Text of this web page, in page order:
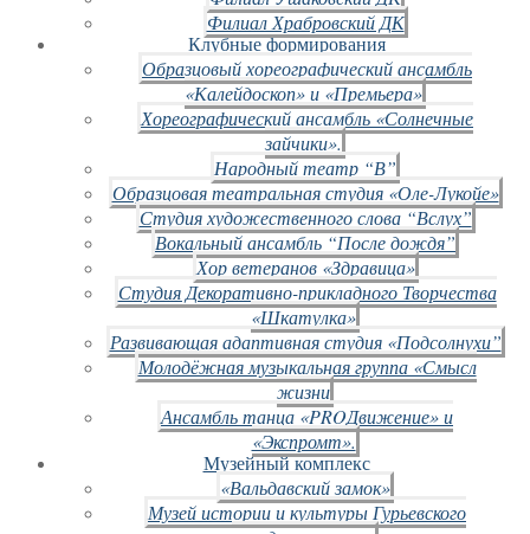
Филиал Храбровский ДК
Клубные формирования
Образцовый хореографический ансамбль
«Калейдоскоп» и «Премьера»
Хореографический ансамбль «Солнечные
зайчики».
Народный театр “В”
Образцовая театральная студия «Оле-Лукойе»
Студия художественного слова “Вслух”
Вокальный ансамбль “После дождя”
Хор ветеранов «Здравица»
Студия Декоративно-прикладного Творчества
«Шкатулка»
Развивающая адаптивная студия «Подсолнухи”
Молодёжная музыкальная группа «Смысл
жизни
Ансамбль танца «PROДвижение» и
«Экспромт».
Музейный комплекс
«Вальдавский замок»
Музей истории и культуры Гурьевского